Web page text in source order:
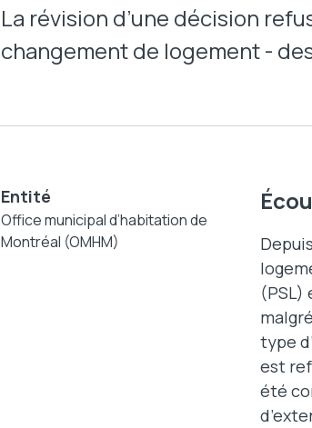
La révision d’une décision
changement de logement -
Entité
Office municipal d’habitation de
Montréal (OMHM)
(PSL)
type
est
été